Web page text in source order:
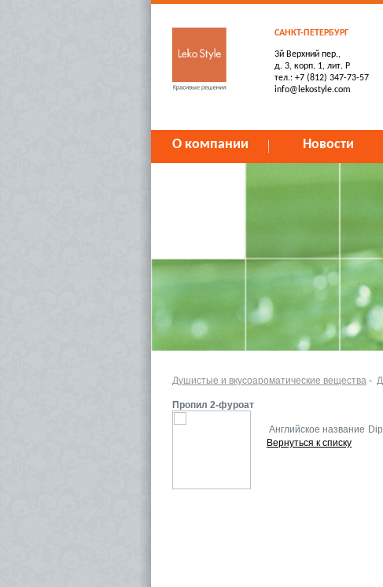
САНКТ-ПЕТЕРБУРГ
3й Верхний пер.,
д. 3, корп. 1, лит. Р
тел.: +7 (812) 347-73-57
info@lekostyle.com
О компании Новости
Душистые и вкусоароматические вещества -
Пропил 2-фуроат
Английское название
Вернуться к списку